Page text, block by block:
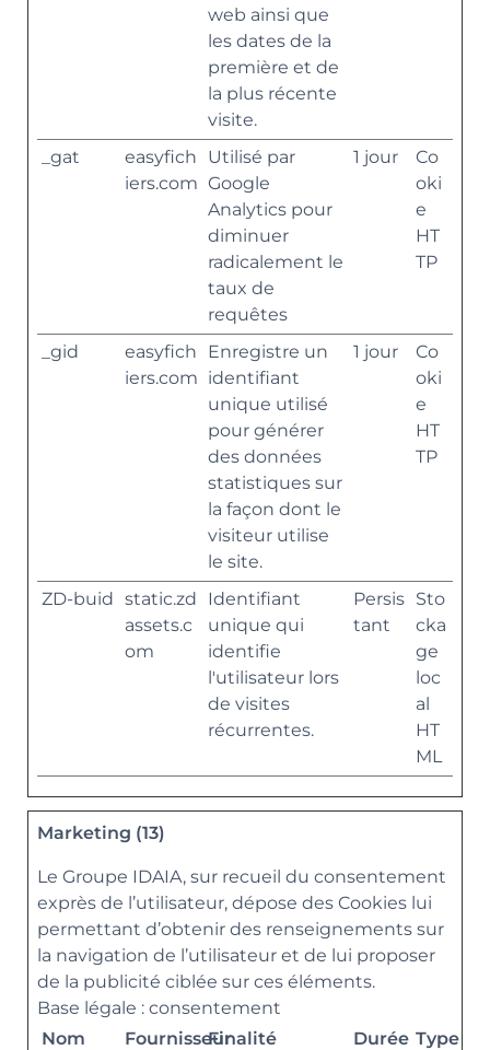
web ainsi que
les dates de la
première et de
la plus récente
visite.
_gat
easyfich
iers.com
Utilisé par
Google
Analytics pour
diminuer
radicalement le
taux de
requêtes
1 jour
Co
oki
e
HT
TP
_gid
easyfich
iers.com
Enregistre un
identifiant
unique utilisé
pour générer
des données
statistiques sur
la façon dont le
visiteur utilise
le site.
1 jour
Co
oki
e
HT
TP
ZD-buid static.zd
assets.c
om
Identifiant
unique qui
identifie
l'utilisateur lors
de visites
récurrentes.
Persis
tant
Sto
cka
ge
loc
al
HT
ML
Marketing (13)
Le Groupe IDAIA, sur recueil du consentement
exprès de l’utilisateur, dépose des Cookies lui
permettant d’obtenir des renseignements sur
la navigation de l’utilisateur et de lui proposer
de la publicité ciblée sur ces éléments.
Base légale : consentement
Nom
FournisseurFinalité
Durée Type